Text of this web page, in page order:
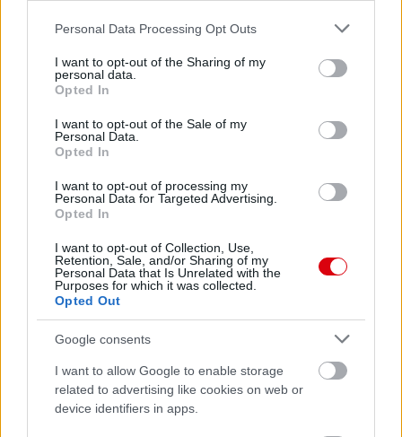
Please note that this website/app uses one or more Google
not limited to your visit or usage behaviour. You may click to
grant or deny consent to Google and its third-party tags to
use your data for below specified purposes in below Google
consent section.
Personal Data Processing Opt Outs
I want to opt-out of the Sharing of my
personal data.
Opted In
I want to opt-out of the Sale of my
Personal Data.
Opted In
I want to opt-out of processing my
Personal Data for Targeted Advertising.
Opted In
I want to opt-out of Collection, Use,
Retention, Sale, and/or Sharing of my
Personal Data that Is Unrelated with the
Purposes for which it was collected.
Opted Out
Google consents
I want to allow Google to enable storage
related to advertising like cookies on web or
device identifiers in apps.
Meccs Center